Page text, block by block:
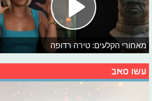
מאחורי הקלעים: טירה רדופה
עשו סאב